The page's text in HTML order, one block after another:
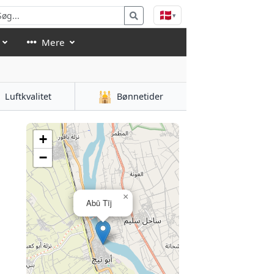
🇩🇰▾
Mere
Luftkvalitet 🕌 Bønnetider
Abū Tīj
×
+
−